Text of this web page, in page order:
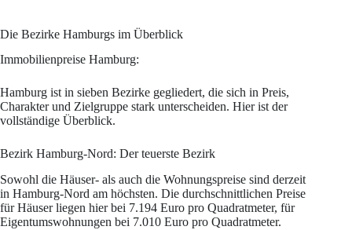
Die Bezirke Hamburgs im Überblick
Immobilienpreise Hamburg:
Hamburg ist in sieben Bezirke gegliedert, die sich in Preis,
Charakter und Zielgruppe stark unterscheiden. Hier ist der
vollständige Überblick.
Bezirk Hamburg-Nord: Der teuerste Bezirk
Sowohl die Häuser- als auch die Wohnungspreise sind derzeit
in Hamburg-Nord am höchsten. Die durchschnittlichen Preise
für Häuser liegen hier bei 7.194 Euro pro Quadratmeter, für
Eigentumswohnungen bei 7.010 Euro pro Quadratmeter.